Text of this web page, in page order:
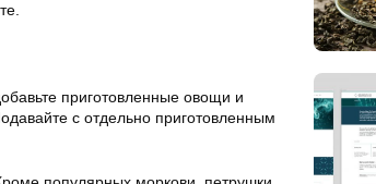
приготовленные овощи и
с отдельно приготовленным